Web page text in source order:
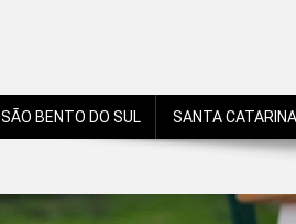
SÃO BENTO DO SUL SANTA CATARINA